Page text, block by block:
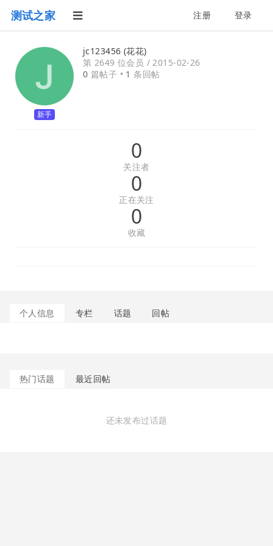
测试之家 注册 登录
新手
jc123456 (花花)
第 2649 位会员 /2015-02-26
0 篇帖子 • 1 条回帖
0
关注者
0
正在关注
0
收藏
个人信息 专栏 话题 回帖
热门话题 最近回帖
还未发布过话题